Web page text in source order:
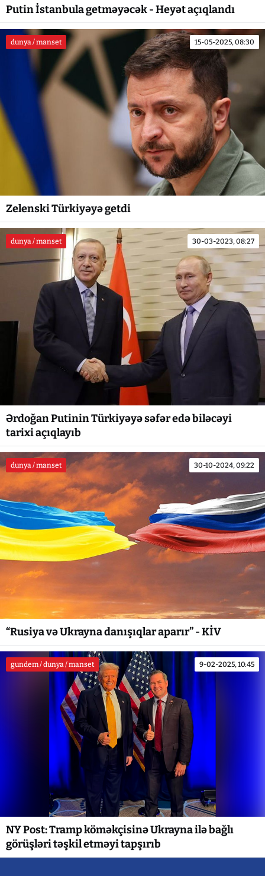
Putin İstanbula getməyəcək - Heyət açıqlandı
dunya / manset 15-05-2025, 08:30
Zelenski Türkiyəyə getdi
dunya / manset 30-03-2023, 08:27
Ərdoğan Putinin Türkiyəyə səfər edə biləcəyi
tarixi açıqlayıb
dunya / manset 30-10-2024, 09:22
“Rusiya və Ukrayna danışıqlar aparır” - KİV
gundem / dunya / manset 9-02-2025, 10:45
NY Post: Tramp köməkçisinə Ukrayna ilə bağlı
görüşləri təşkil etməyi tapşırıb